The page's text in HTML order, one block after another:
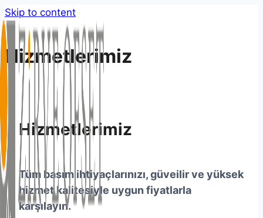
Skip to content
Hizmetlerimiz
Hizmetlerimiz
Tüm basım ihtiyaçlarınızı, güveilir ve yüksek
hizmet kalitesiyle uygun fiyatlarla
karşılayın.